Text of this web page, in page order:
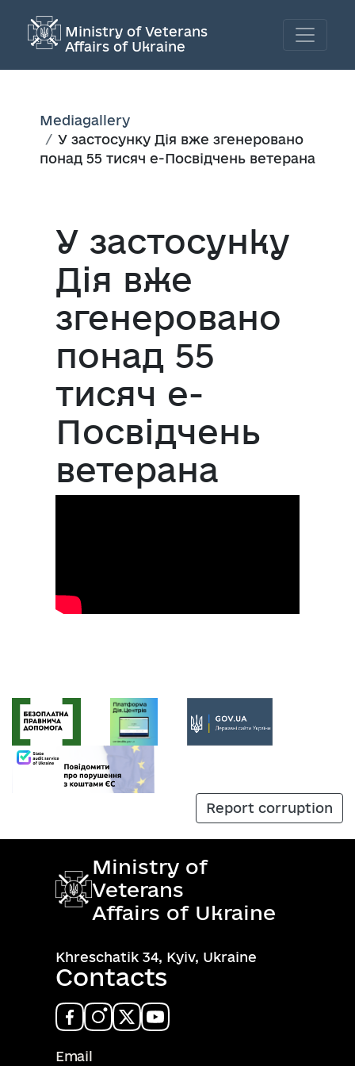
Ministry of Veterans
Affairs of Ukraine
Mediagallery
У застосунку Дія вже згенеровано
понад 55 тисяч е-Посвідчень ветерана
У застосунку
Дія вже
згенеровано
понад 55
тисяч е-
Посвідчень
ветерана
Report corruption
Ministry of
Veterans
Affairs of Ukraine
Khreschatik 34, Kyiv, Ukraine
Contacts
Email